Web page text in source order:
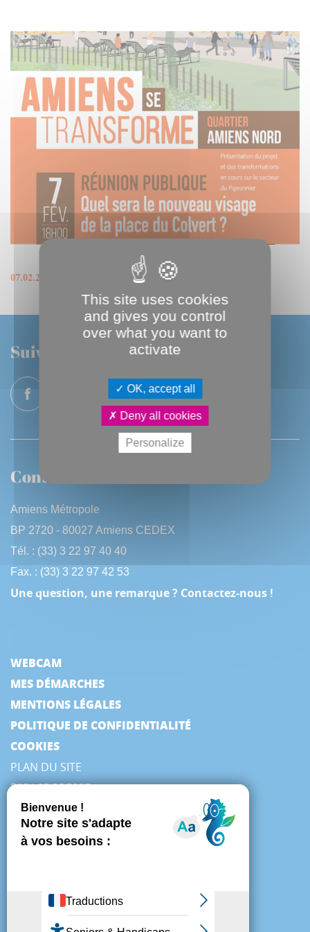
07.02.2024
Suivez-nous
Contactez-nous
Amiens Métropole
BP 2720 - 80027 Amiens CEDEX
Tél. : (33) 3 22 97 40 40
Fax. : (33) 3 22 97 42 53
Une question, une remarque ? Contactez-nous !
WEBCAM
MES DÉMARCHES
MENTIONS LÉGALES
POLITIQUE DE CONFIDENTIALITÉ
COOKIES
PLAN DU SITE
ESPACE PRESSE
This site uses cookies
and gives you control
over what you want to
activate
OK, accept all
Deny all cookies
Personalize